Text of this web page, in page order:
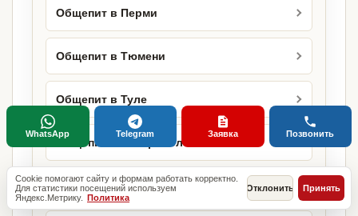
Общепит в Перми
Общепит в Тюмени
Общепит в Туле
Общепит в Ставрополе
Общепит в Сочи
Cookie помогают сайту и формам работать корректно.
Для статистики посещений используем
Яндекс.Метрику. Политика
Отклонить Принять
WhatsApp Telegram Заявка Позвонить